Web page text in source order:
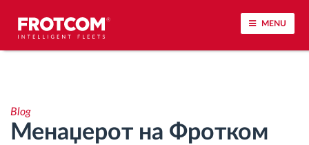
MENU
Анализа на возачкото однесување
Blog
Менаџерот на Фротком